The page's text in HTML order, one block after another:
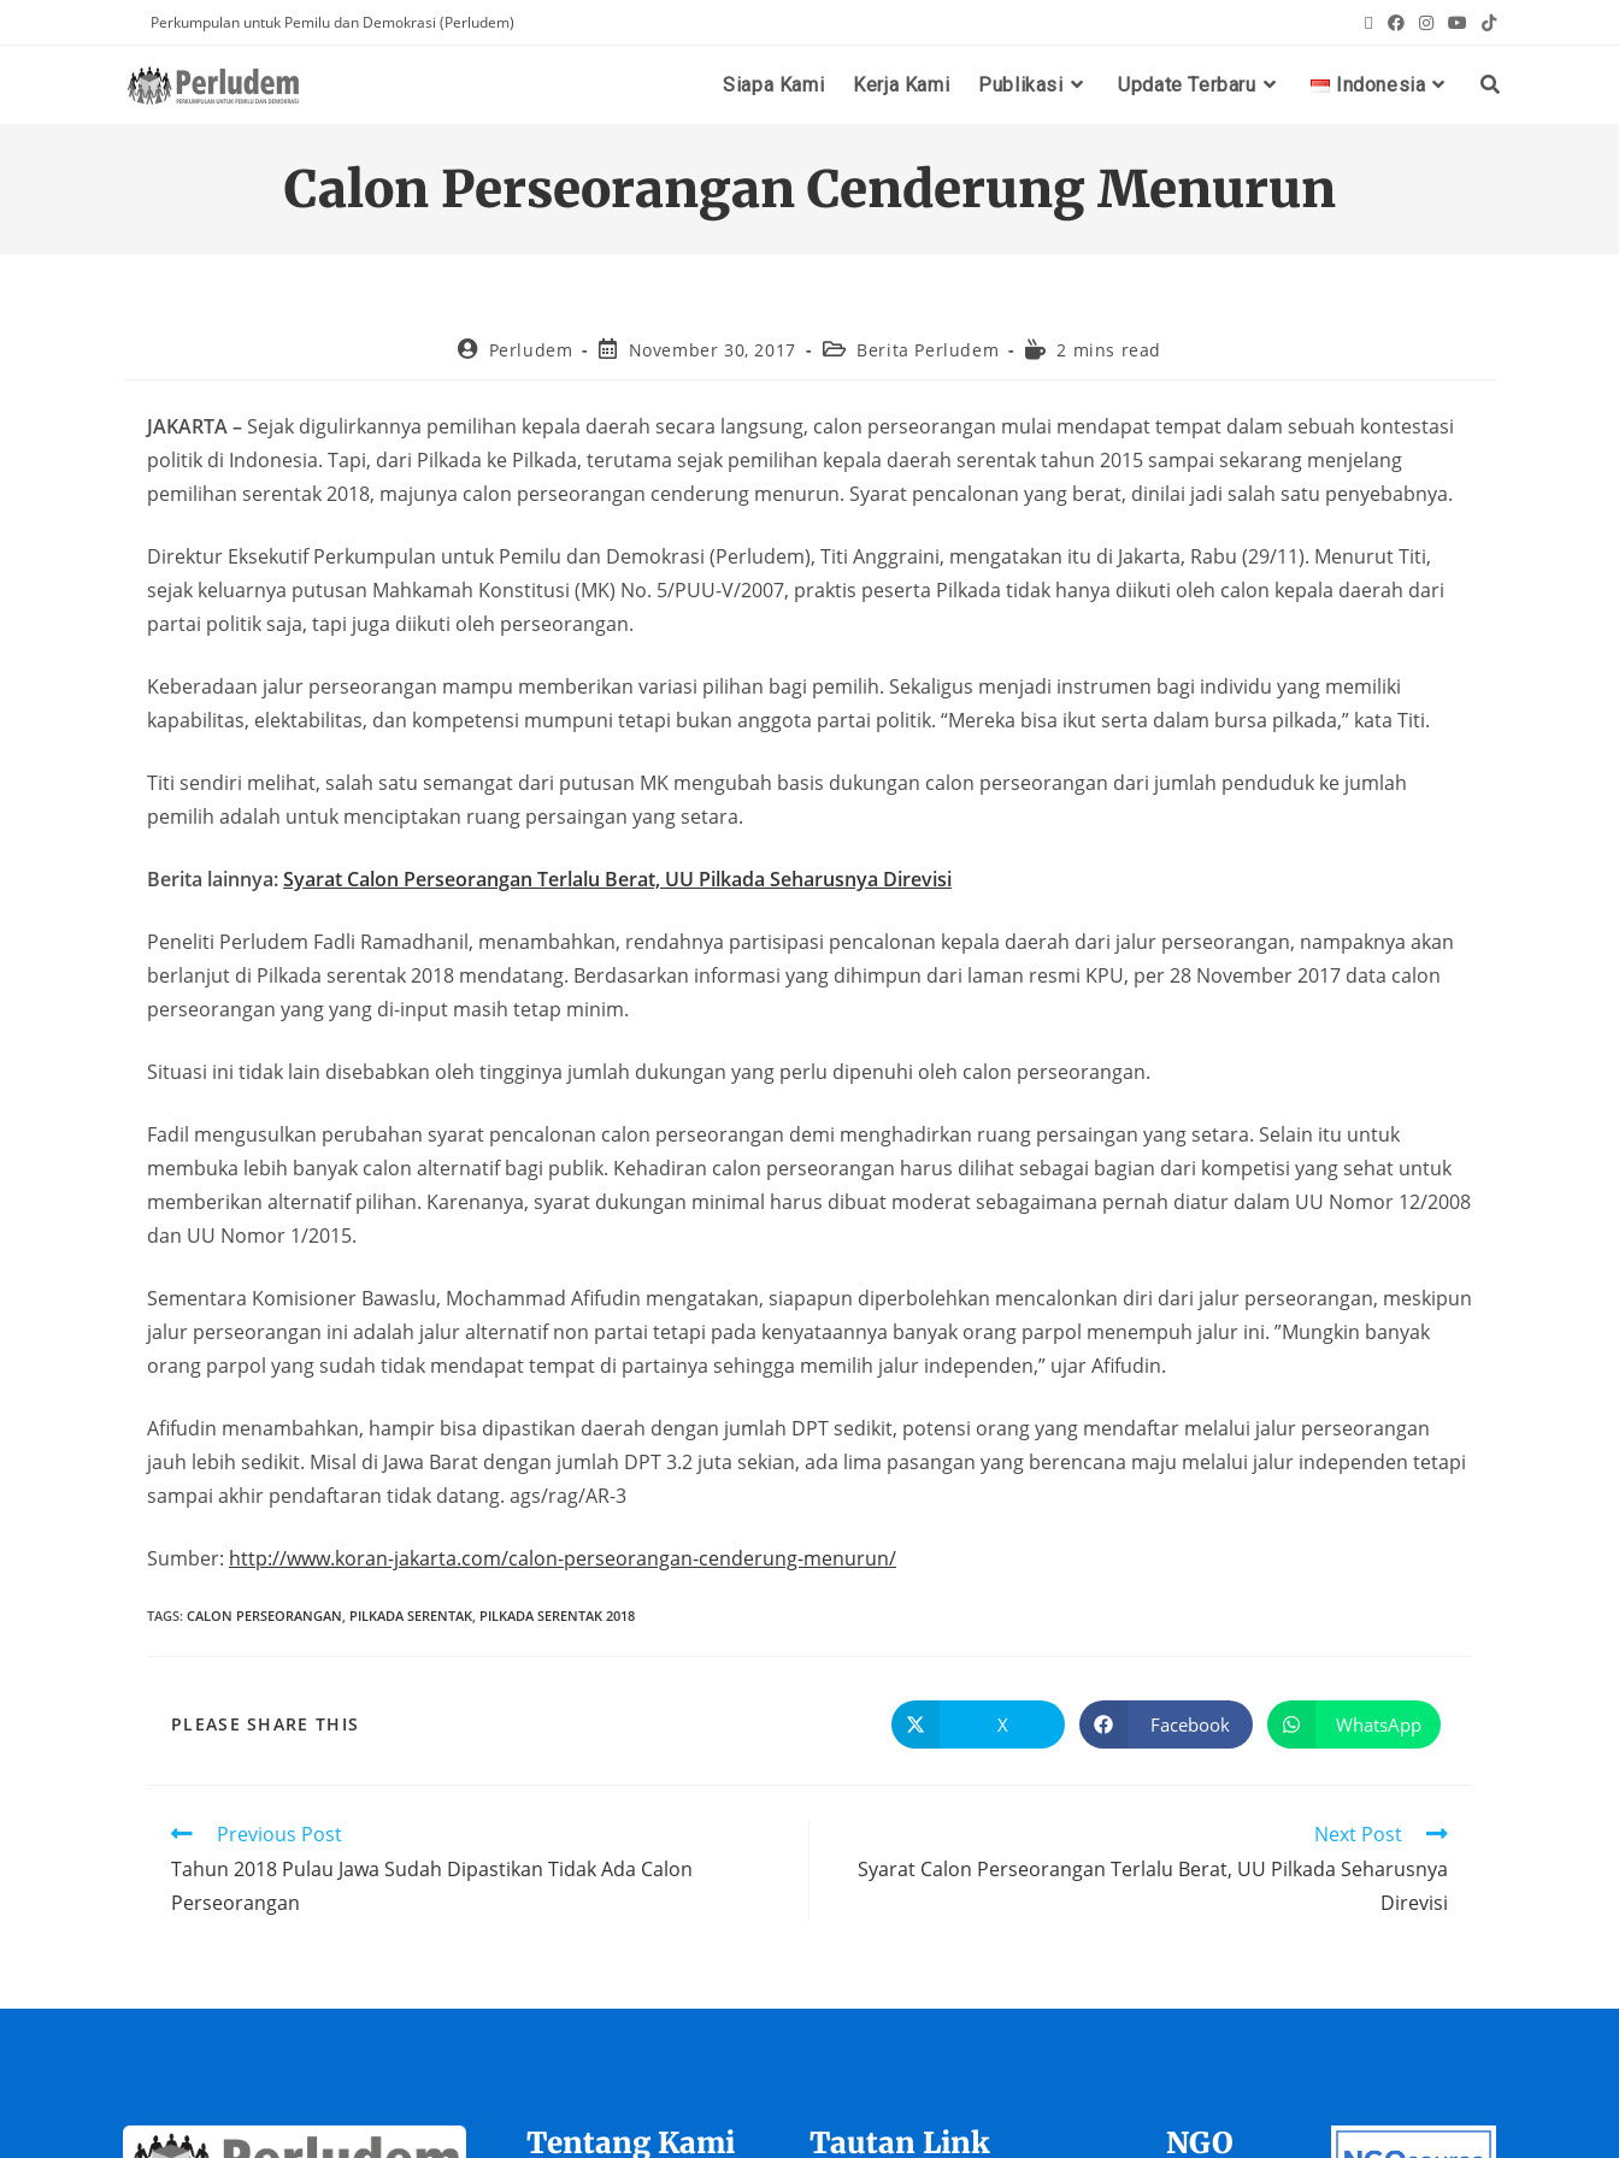
Perkumpulan untuk Pemilu dan Demokrasi (Perludem)
Siapa Kami Kerja Kami Publikasi Update Terbaru Indonesia
Calon Perseorangan Cenderung Menurun
Perludem November 30, 2017 Berita Perludem 2 mins read
JAKARTA –Sejak digulirkannya pemilihan kepala daerah secara langsung, calon perseorangan mulai mendapat tempat dalam sebuah kontestasi
politik di Indonesia. Tapi, dari Pilkada ke Pilkada, terutama sejak pemilihan kepala daerah serentak tahun 2015 sampai sekarang menjelang
pemilihan serentak 2018, majunya calon perseorangan cenderung menurun. Syarat pencalonan yang berat, dinilai jadi salah satu penyebabnya.
Direktur Eksekutif Perkumpulan untuk Pemilu dan Demokrasi (Perludem), Titi Anggraini, mengatakan itu di Jakarta, Rabu (29/11). Menurut Titi,
sejak keluarnya putusan Mahkamah Konstitusi (MK) No. 5/PUU-V/2007, praktis peserta Pilkada tidak hanya diikuti oleh calon kepala daerah dari
partai politik saja, tapi juga diikuti oleh perseorangan.
Keberadaan jalur perseorangan mampu memberikan variasi pilihan bagi pemilih. Sekaligus menjadi instrumen bagi individu yang memiliki
kapabilitas, elektabilitas, dan kompetensi mumpuni tetapi bukan anggota partai politik. “Mereka bisa ikut serta dalam bursa pilkada,” kata Titi.
Titi sendiri melihat, salah satu semangat dari putusan MK mengubah basis dukungan calon perseorangan dari jumlah penduduk ke jumlah
pemilih adalah untuk menciptakan ruang persaingan yang setara.
Berita lainnya:Syarat Calon Perseorangan Terlalu Berat, UU Pilkada Seharusnya Direvisi
Peneliti Perludem Fadli Ramadhanil, menambahkan, rendahnya partisipasi pencalonan kepala daerah dari jalur perseorangan, nampaknya akan
berlanjut di Pilkada serentak 2018 mendatang. Berdasarkan informasi yang dihimpun dari laman resmi KPU, per 28 November 2017 data calon
perseorangan yang yang di-input masih tetap minim.
Situasi ini tidak lain disebabkan oleh tingginya jumlah dukungan yang perlu dipenuhi oleh calon perseorangan.
Fadil mengusulkan perubahan syarat pencalonan calon perseorangan demi menghadirkan ruang persaingan yang setara. Selain itu untuk
membuka lebih banyak calon alternatif bagi publik. Kehadiran calon perseorangan harus dilihat sebagai bagian dari kompetisi yang sehat untuk
memberikan alternatif pilihan. Karenanya, syarat dukungan minimal harus dibuat moderat sebagaimana pernah diatur dalam UU Nomor 12/2008
dan UU Nomor 1/2015.
Sementara Komisioner Bawaslu, Mochammad Afifudin mengatakan, siapapun diperbolehkan mencalonkan diri dari jalur perseorangan, meskipun
jalur perseorangan ini adalah jalur alternatif non partai tetapi pada kenyataannya banyak orang parpol menempuh jalur ini. ”Mungkin banyak
orang parpol yang sudah tidak mendapat tempat di partainya sehingga memilih jalur independen,” ujar Afifudin.
Afifudin menambahkan, hampir bisa dipastikan daerah dengan jumlah DPT sedikit, potensi orang yang mendaftar melalui jalur perseorangan
jauh lebih sedikit. Misal di Jawa Barat dengan jumlah DPT 3.2 juta sekian, ada lima pasangan yang berencana maju melalui jalur independen tetapi
sampai akhir pendaftaran tidak datang. ags/rag/AR-3
Sumber: http://www.koran-jakarta.com/calon-perseorangan-cenderung-menurun/
TAGS: CALON PERSEORANGAN, PILKADA SERENTAK, PILKADA SERENTAK 2018
PLEASE SHARE THIS X Facebook WhatsApp
Previous Post
Tahun 2018 Pulau Jawa Sudah Dipastikan Tidak Ada Calon
Perseorangan
Next Post
Syarat Calon Perseorangan Terlalu Berat, UU Pilkada Seharusnya
Direvisi
Tentang Kami Tautan Link NGO